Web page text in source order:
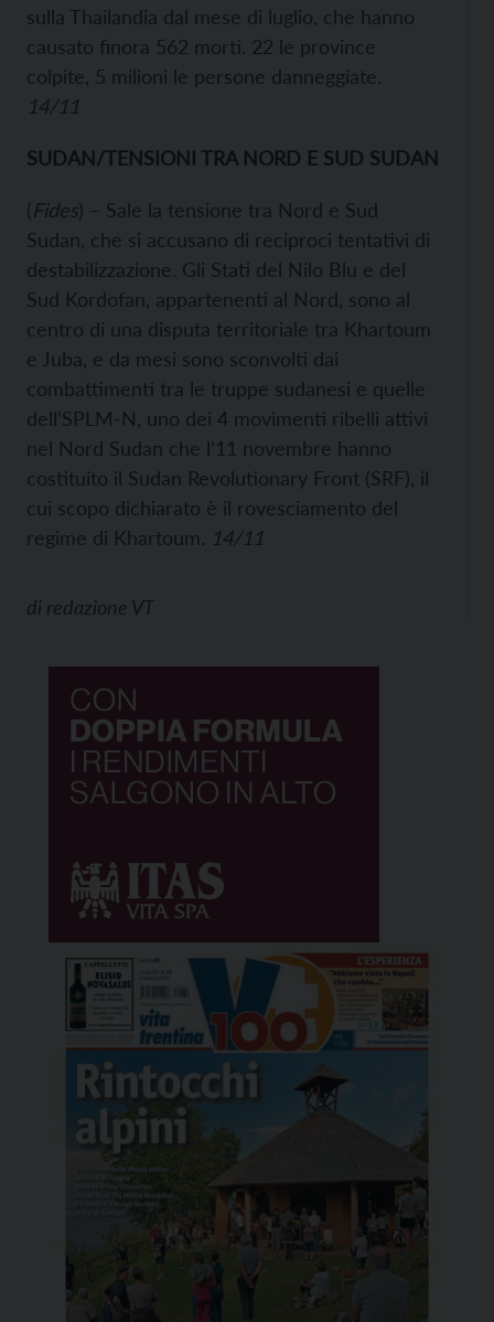
sulla Thailandia dal mese di luglio, che hanno
causato finora 562 morti. 22 le province
colpite, 5 milioni le persone danneggiate.
14/11
SUDAN/TENSIONI TRA NORD E SUD SUDAN
(Fides) – Sale la tensione tra Nord e Sud
Sudan, che si accusano di reciproci tentativi di
destabilizzazione. Gli Stati del Nilo Blu e del
Sud Kordofan, appartenenti al Nord, sono al
centro di una disputa territoriale tra Khartoum
e Juba, e da mesi sono sconvolti dai
combattimenti tra le truppe sudanesi e quelle
dell’SPLM-N, uno dei 4 movimenti ribelli attivi
nel Nord Sudan che l’11 novembre hanno
costituito il Sudan Revolutionary Front (SRF), il
cui scopo dichiarato è il rovesciamento del
regime di Khartoum. 14/11
di redazione VT